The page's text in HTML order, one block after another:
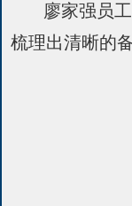
廖家强员
梳理出清晰的